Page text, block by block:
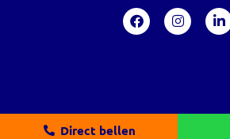
Direct bellen